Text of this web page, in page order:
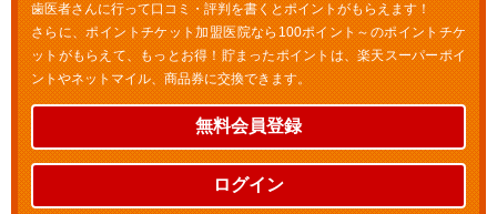
歯医者さんに行って口コミ・評判を書くとポイントがもらえます！
さらに、ポイントチケット加盟医院なら100ポイント～のポイントチケ
ットがもらえて、もっとお得！貯まったポイントは、楽天スーパーポイ
ントやネットマイル、商品券に交換できます。
無料会員登録
ログイン